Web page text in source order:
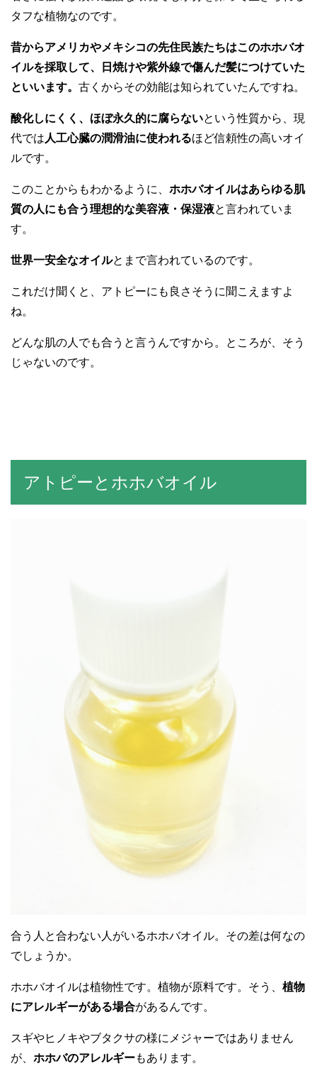
タフな植物なのです。
昔からアメリカやメキシコの先住民族たちはこのホホバオ
イルを採取して、日焼けや紫外線で傷んだ髪につけていた
といいます。 古くからその効能は知られていたんですね。
酸化しにくく、ほぼ永久的に腐らないという性質から、現
代では 人工心臓の潤滑油に使われるほど信頼性の高いオイ
ルです。
このことからもわかるように、 ホホバオイルはあらゆる肌
質の人にも合う理想的な美容液・保湿液と言われていま
す。
世界一安全なオイルとまで言われているのです。
これだけ聞くと、アトピーにも良さそうに聞こえますよ
ね。
どんな肌の人でも合うと言うんですから。ところが、そう
じゃないのです。
アトピーとホホバオイル
合う人と合わない人がいるホホバオイル。その差は何なの
でしょうか。
ホホバオイルは植物性です。植物が原料です。そう、 植物
にアレルギーがある場合があるんです。
スギやヒノキやブタクサの様にメジャーではありません
が、 ホホバのアレルギーもあります。